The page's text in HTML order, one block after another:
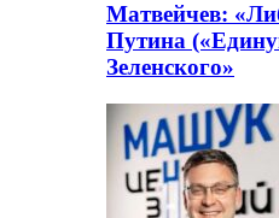
Матвейчев:
Путина
Зеленского»